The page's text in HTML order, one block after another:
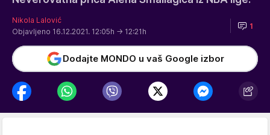
Nikola Lalović
Objavljeno 16.12.2021. 12:05h → 12:21h
1
Dodajte MONDO u vaš Google izbor